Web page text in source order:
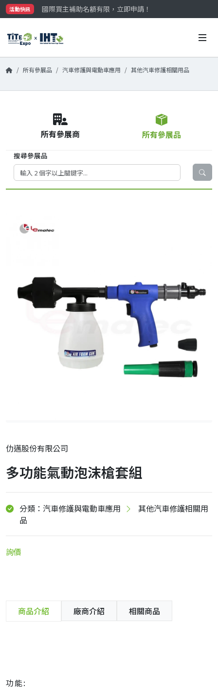
活動快訊
國際買主補助名額有限，立即申請！
參觀門票開放申請中‼️
國際買主補助名額有限，立即申請！
所有參展品 汽車修護與電動車應用 其他汽車修護相關用品
所有參展商 所有參展品
搜尋參展品
仂邁股份有限公司
多功能氣動泡沫槍套組
分類：汽車修護與電動車應用
其他汽車修護相關用
品
詢價
商品介紹 廠商介紹 相關商品
功能: